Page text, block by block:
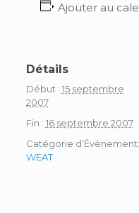
Ajouter au
Détails
Début : 15 septembre
2007
Fin : 16 septembre 2007
Catégorie d’Évènement:
WEAT